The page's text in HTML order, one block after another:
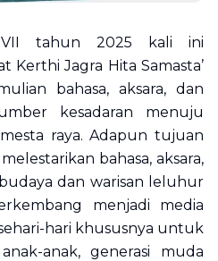
tahun 2025 kali ini
Kerthi Jagra Hita Samasta’
bahasa, aksara, dan
kesadaran menuju
raya. Adapun tujuan
bahasa, aksara,
dan warisan leluhur
menjadi media
hari khususnya untuk
anak, generasi muda